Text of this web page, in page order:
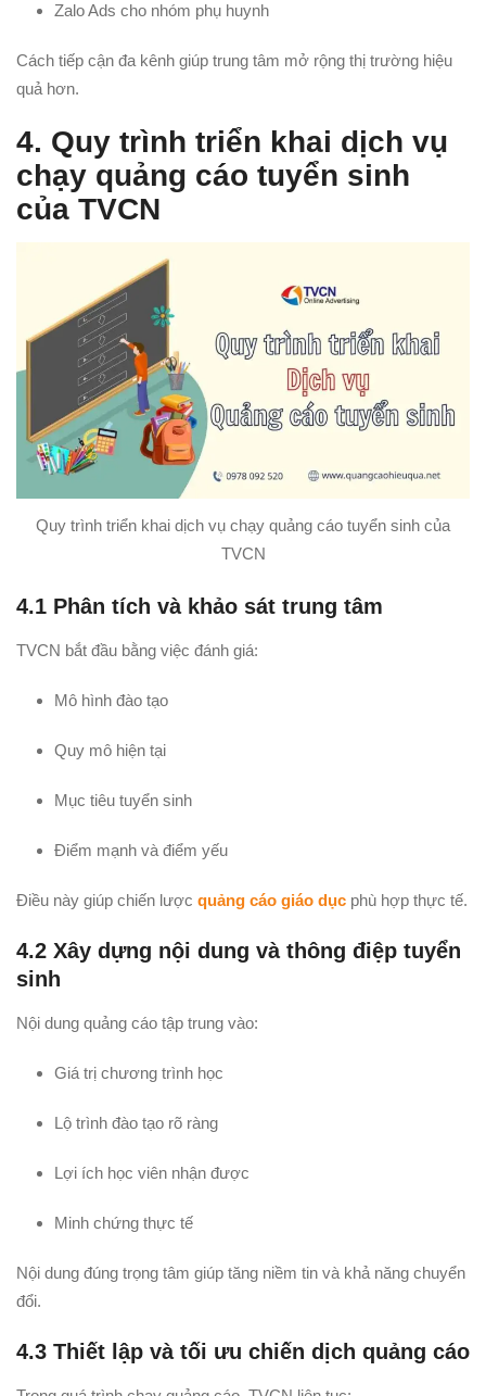
Zalo Ads cho nhóm phụ huynh
Cách tiếp cận đa kênh giúp trung tâm mở rộng thị trường hiệu
quả hơn.
4. Quy trình triển khai dịch vụ
chạy quảng cáo tuyển sinh
của TVCN
Quy trình triển khai dịch vụ chạy quảng cáo tuyển sinh của
TVCN
4.1 Phân tích và khảo sát trung tâm
TVCN bắt đầu bằng việc đánh giá:
Mô hình đào tạo
Quy mô hiện tại
Mục tiêu tuyển sinh
Điểm mạnh và điểm yếu
Điều này giúp chiến lược quảng cáo giáo dục phù hợp thực tế.
4.2 Xây dựng nội dung và thông điệp tuyển
sinh
Nội dung quảng cáo tập trung vào:
Giá trị chương trình học
Lộ trình đào tạo rõ ràng
Lợi ích học viên nhận được
Minh chứng thực tế
Nội dung đúng trọng tâm giúp tăng niềm tin và khả năng chuyển
đổi.
4.3 Thiết lập và tối ưu chiến dịch quảng cáo